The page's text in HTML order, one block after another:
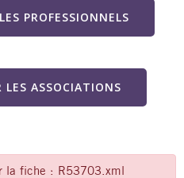
PROFESSIONNELS
LES ASSOCIATIONS
la fiche : R53703.xml